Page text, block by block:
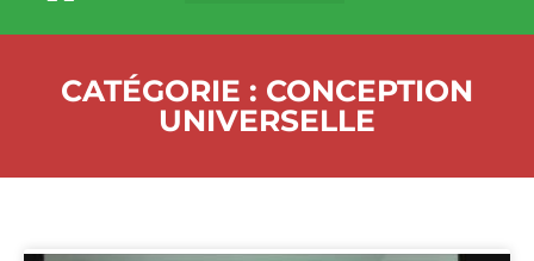
CATÉGORIE : CONCEPTION
UNIVERSELLE